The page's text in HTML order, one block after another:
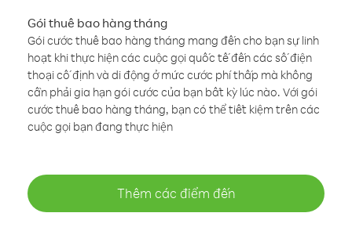
Gói thuê bao hàng tháng
Gói cước thuê bao hàng tháng mang đến cho bạn sự linh
hoạt khi thực hiện các cuộc gọi quốc tế đến các số điện
thoại cố định và di động ở mức cước phí thấp mà không
cần phải gia hạn gói cước của bạn bất kỳ lúc nào. Với gói
cước thuê bao hàng tháng, bạn có thể tiết kiệm trên các
cuộc gọi bạn đang thực hiện
Thêm các điểm đến